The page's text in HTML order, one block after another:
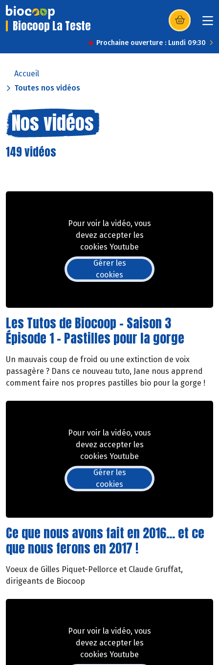
Biocoop La Teste (s’ouvre dans
Prochaine ouverture : Lundi 09:30
Accueil
Toutes nos vidéos
Nos vidéos
149 vidéos
Pour voir la vidéo, vous
devez accepter les
cookies Youtube
Gérer les
cookies
Les Tutos de Biocoop - Saison 3
Épisode 1 - Pastilles pour la gorge
Un mauvais coup de froid ou une extinction de voix
passagère ? Dans ce nouveau tuto, Jane nous apprend
comment faire nos propres pastilles bio pour la gorge !
Pour voir la vidéo, vous
devez accepter les
cookies Youtube
Gérer les
cookies
Ce que nous avons fait en 2016... et ce
que nous ferons en 2017 !
Voeux de Gilles Piquet-Pellorce et Claude Gruffat,
dirigeants de Biocoop
Pour voir la vidéo, vous
devez accepter les
cookies Youtube